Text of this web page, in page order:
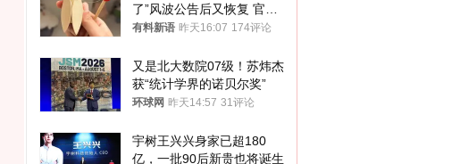
了”风波公告后又恢复 官媒
曾力挺：劝华为要大度的，
有料新语 昨天16:07 174评论
又是北大数院07级！苏炜杰
获“统计学界的诺贝尔奖”
环球网 昨天14:57 31评论
宇树王兴兴身家已超180
亿，一批90后新贵也将诞生